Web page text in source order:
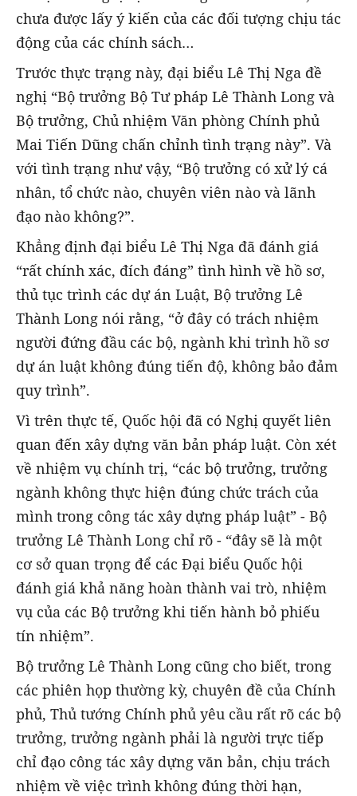
chưa được lấy ý kiến của các đối tượng chịu tác
động của các chính sách…
Trước thực trạng này, đại biểu Lê Thị Nga đề
nghị “Bộ trưởng Bộ Tư pháp Lê Thành Long và
Bộ trưởng, Chủ nhiệm Văn phòng Chính phủ
Mai Tiến Dũng chấn chỉnh tình trạng này”. Và
với tình trạng như vậy, “Bộ trưởng có xử lý cá
nhân, tổ chức nào, chuyên viên nào và lãnh
đạo nào không?”.
Khẳng định đại biểu Lê Thị Nga đã đánh giá
“rất chính xác, đích đáng” tình hình về hồ sơ,
thủ tục trình các dự án Luật, Bộ trưởng Lê
Thành Long nói rằng, “ở đây có trách nhiệm
người đứng đầu các bộ, ngành khi trình hồ sơ
dự án luật không đúng tiến độ, không bảo đảm
quy trình”.
Vì trên thực tế, Quốc hội đã có Nghị quyết liên
quan đến xây dựng văn bản pháp luật. Còn xét
về nhiệm vụ chính trị, “các bộ trưởng, trưởng
ngành không thực hiện đúng chức trách của
mình trong công tác xây dựng pháp luật” - Bộ
trưởng Lê Thành Long chỉ rõ - “đây sẽ là một
cơ sở quan trọng để các Đại biểu Quốc hội
đánh giá khả năng hoàn thành vai trò, nhiệm
vụ của các Bộ trưởng khi tiến hành bỏ phiếu
tín nhiệm”.
Bộ trưởng Lê Thành Long cũng cho biết, trong
các phiên họp thường kỳ, chuyên đề của Chính
phủ, Thủ tướng Chính phủ yêu cầu rất rõ các bộ
trưởng, trưởng ngành phải là người trực tiếp
chỉ đạo công tác xây dựng văn bản, chịu trách
nhiệm về việc trình không đúng thời hạn,